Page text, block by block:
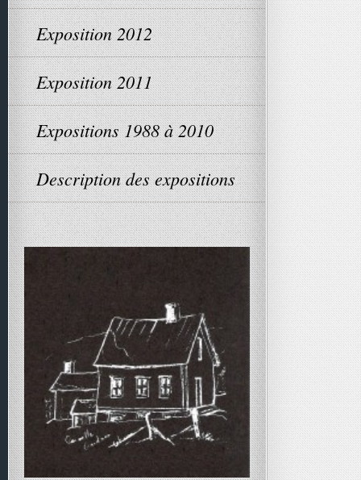
Exposition 2012
Exposition 2011
Expositions 1988 à 2010
Description des expositions